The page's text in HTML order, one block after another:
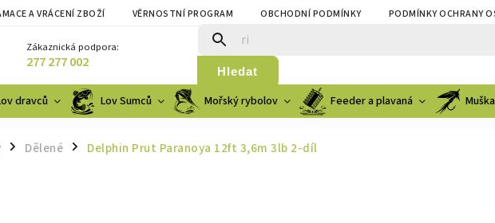
A VRÁCENÍ ZBOŽÍ VĚRNOSTNÍ PROGRAM OBCHODNÍ PODMÍNKY PODMÍNKY OCHRANY
Zákaznická podpora:
277 277 002 Hledat
dravců Lov Sumců Mořský rybolov Feeder a plavaná
/ Dělené / Delphin Prut Paranoya 12ft 3,6m 3lb 2-díl